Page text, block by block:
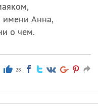
имени Анна,
о чем.
28